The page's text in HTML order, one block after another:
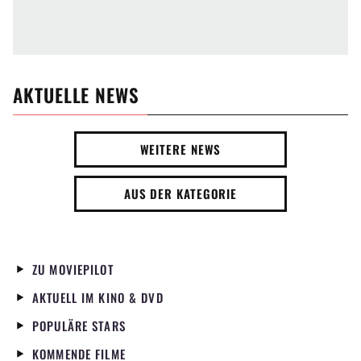
AKTUELLE NEWS
WEITERE NEWS
AUS DER KATEGORIE
ZU MOVIEPILOT
AKTUELL IM KINO & DVD
POPULÄRE STARS
KOMMENDE FILME